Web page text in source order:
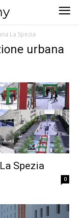
La Spezia
urbana
Spezia
0